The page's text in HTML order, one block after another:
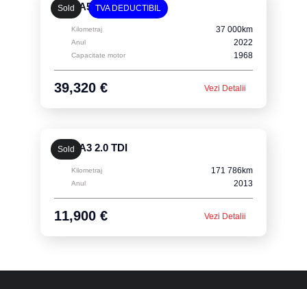
Sold TVA DEDUCTIBIL
Audi A5 Coupe
Kilometraj 37 000km
Anul 2022
Capacitate motor 1968
39,320 € Vezi Detalii
Sold
Audi A3 2.0 TDI
Kilometraj 171 786km
Anul 2013
11,900 € Vezi Detalii